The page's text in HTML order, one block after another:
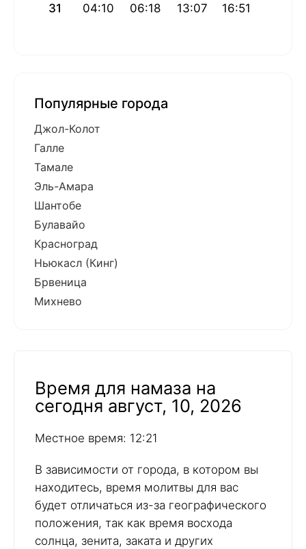
31 04:10 06:18 13:07 16:51
Популярные города
Джол-Колот
Галле
Тамале
Эль-Амара
Шантобе
Булавайо
Красноград
Ньюкасл (Кинг)
Брвеница
Михнево
Время для намаза на
сегодня август, 10, 2026
Местное время: 12:21
В зависимости от города, в котором вы
находитесь, время молитвы для вас
будет отличаться из-за географического
положения, так как время восхода
солнца, зенита, заката и других